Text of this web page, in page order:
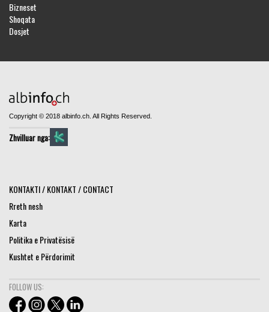
Bizneset
Shoqata
Dosjet
Copyright © 2018 albinfo.ch. All Rights Reserved.
Zhvilluar nga:
KONTAKTI / KONTAKT / CONTACT
Rreth nesh
Karta
Politika e Privatësisë
Kushtet e Përdorimit
FOLLOW US: